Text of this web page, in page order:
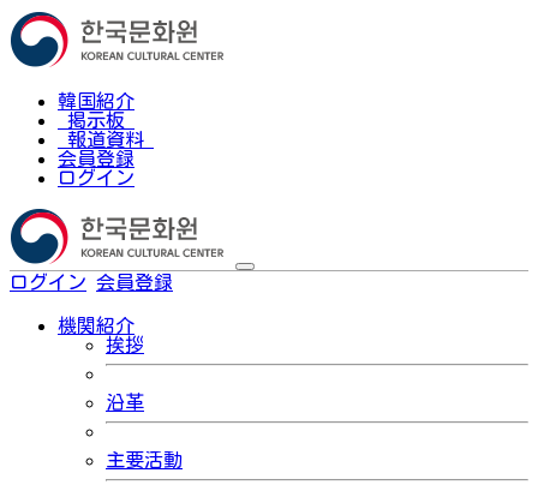
韓国紹介
掲示板
報道資料
会員登録
ログイン
ログイン 会員登録
機関紹介
挨拶
沿革
主要活動